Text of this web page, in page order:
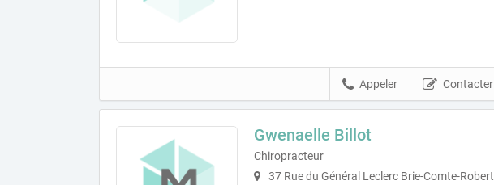
Contacter
Appeler
Gwenaelle Billot
Chiropracteur
37 Rue du Général Leclerc Brie-Comte-Robert